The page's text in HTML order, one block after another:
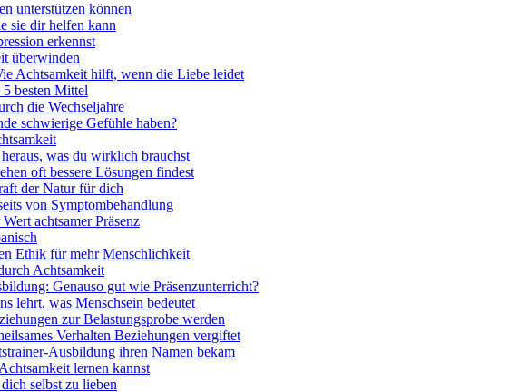
unterstützen können
sie dir helfen kann
erkennst
überwinden
Achtsamkeit hilft, wenn die Liebe leidet
besten Mittel
die Wechseljahre
schwierige Gefühle haben?
was du wirklich brauchst
oft bessere Lösungen findest
der Natur für dich
von Symptombehandlung
achtsamer Präsenz
Ethik für mehr Menschlichkeit
Achtsamkeit
Genauso gut wie Präsenzunterricht?
lehrt, was Menschsein bedeutet
zur Belastungsprobe werden
Verhalten Beziehungen vergiftet
Ausbildung ihren Namen bekam
lernen kannst
selbst zu lieben